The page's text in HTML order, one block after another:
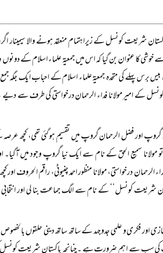
میں پاکستان شریعت کونسل کے زیراہتمام منعقد ہونے والا سیمینار
کا عنوان بن گیا کہ اس میں جمعیۃ علماء اسلام کے
پہلے کی متحدہ جمعیۃ علماء اسلام کے احباب ایک جگہ
کے امیر مولانا فداء الرحمان درخواستی کی طرف سے دیے
گروپ اور فضل الرحمان گروپ میں تقسیم ہو گئی تھی، کچھ
مولانا سمیع الحق کے نام سے ایک نیا گروپ وجود میں
درخواستی، مولانا منظور احمد چنیوٹی، راقم الحروف اور
شریعت کونسل‘‘ کے نام سے الگ جماعت بنا لی اور
فکری و علمی جدوجہد کے ساتھ ساتھ دینی حلقوں بالخصوص